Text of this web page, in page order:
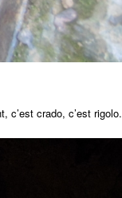
c’est crado, c’est rigolo.